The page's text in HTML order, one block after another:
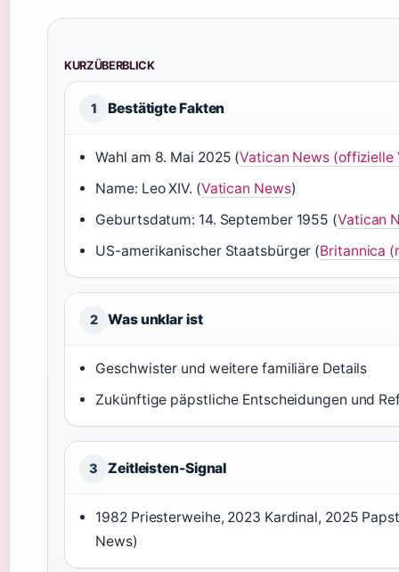
KURZÜBERBLICK
1 Bestätigte Fakten
Wahl am 8. Mai 2025 (Vatican News
Name: Leo XIV. (Vatican News)
Geburtsdatum: 14. September 1955 (Vatican
US-amerikanischer Staatsbürger (Britannica
2 Was unklar ist
Geschwister und weitere familiäre Details
Zukünftige päpstliche Entscheidungen und
3 Zeitleisten-Signal
1982 Priesterweihe, 2023 Kardinal, 2025
News)